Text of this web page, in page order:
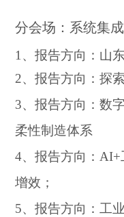
分会场：系统集
1、报告方向： 山
2、报告方向：探
3、报告方向：数
柔性制造体系
4、报告方向：AI+
增效；
5、报告方向：工